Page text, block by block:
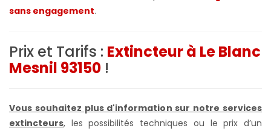
sans engagement.
Prix et Tarifs : Extincteur à Le Blanc
Mesnil 93150 !
Vous souhaitez plus d'information sur notre services
extincteurs, les possibilités techniques ou le prix d’un